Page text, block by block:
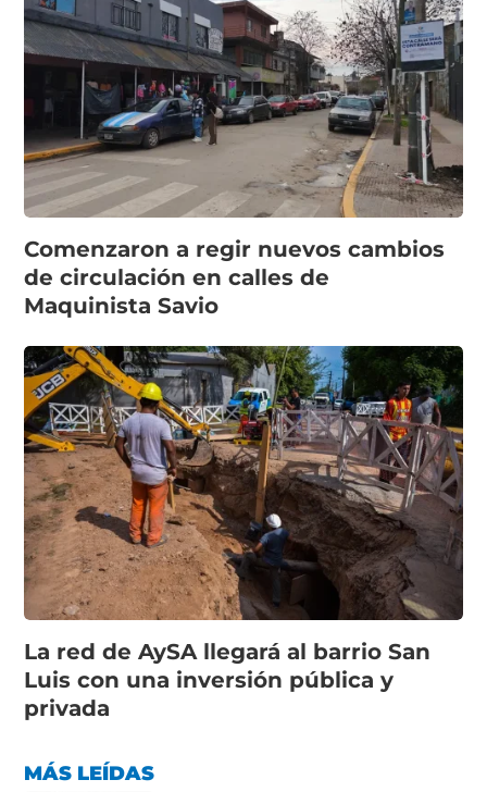
Comenzaron a regir nuevos cambios
de circulación en calles de
Maquinista Savio
La red de AySA llegará al barrio San
Luis con una inversión pública y
privada
MÁS LEÍDAS